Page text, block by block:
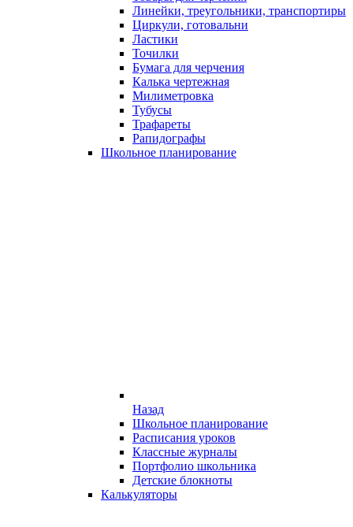
Линейки, треугольники, транспортиры
Циркули, готовальни
Ластики
Точилки
Бумага для черчения
Калька чертежная
Милиметровка
Тубусы
Трафареты
Рапидографы
Школьное планирование
Назад
Школьное планирование
Расписания уроков
Классные журналы
Портфолио школьника
Детские блокноты
Калькуляторы